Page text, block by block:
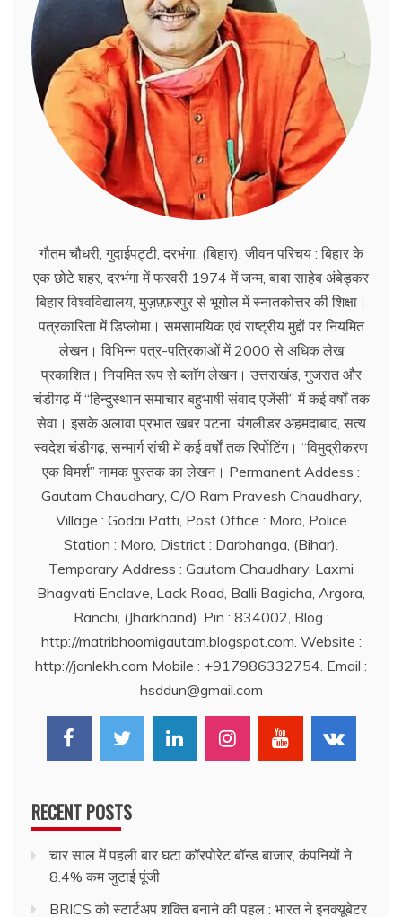
गौतम चौधरी, गुदाईपट्टी, दरभंगा, (बिहार). जीवन परिचय : बिहार के
एक छोटे शहर, दरभंगा में फरवरी 1974 में जन्म, बाबा साहेब अंबेड्कर
बिहार विश्वविद्यालय, मुज़फ़्फ़रपुर से भूगोल में स्नातकोत्तर की शिक्षा।
पत्रकारिता में डिप्लोमा। समसामयिक एवं राष्ट्रीय मुद्दों पर नियमित
लेखन। विभिन्न पत्र-पत्रिकाओं में 2000 से अधिक लेख
प्रकाशित। नियमित रूप से ब्लाॅग लेखन। उत्तराखंड, गुजरात और
चंडीगढ़ में ‘‘हिन्दुस्थान समाचार बहुभाषी संवाद एजेंसी’’ में कई वर्षों तक
सेवा। इसके अलावा प्रभात खबर पटना, यंगलीडर अहमदाबाद, सत्य
स्वदेश चंडीगढ़, सन्मार्ग रांची में कई वर्षों तक रिर्पोटिंग। ‘‘विमुद्रीकरण
एक विमर्श’’ नामक पुस्तक का लेखन। Permanent Addess :
Gautam Chaudhary, C/O Ram Pravesh Chaudhary,
Village : Godai Patti, Post Office : Moro, Police
Station : Moro, District : Darbhanga, (Bihar).
Temporary Address : Gautam Chaudhary, Laxmi
Bhagvati Enclave, Lack Road, Balli Bagicha, Argora,
Ranchi, (Jharkhand). Pin : 834002, Blog :
http://matribhoomigautam.blogspot.com. Website :
http://janlekh.com Mobile : +917986332754. Email :
hsddun@gmail.com
RECENT POSTS
चार साल में पहली बार घटा कॉरपोरेट बॉन्ड बाजार, कंपनियों ने
8.4% कम जुटाई पूंजी
BRICS को स्टार्टअप शक्ति बनाने की पहल : भारत ने इनक्यूबेटर